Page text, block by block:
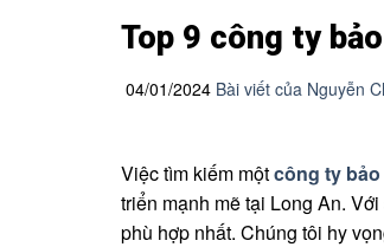
Top 9 công ty
04/01/2024 Bài viết của Nguyễn
Việc tìm kiếm mộtcông ty
triển mạnh mẽ tại Long An.
phù hợp nhất. Chúng tôi hy